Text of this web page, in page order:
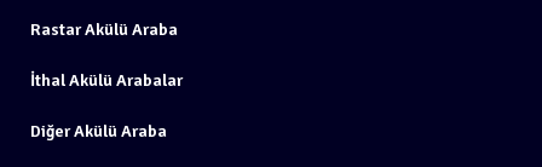
Rastar Akülü Araba
İthal Akülü Arabalar
Diğer Akülü Araba